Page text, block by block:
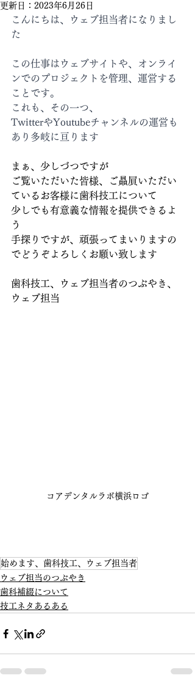
更新日： 2023年6月26日
こんにちは、ウェブ担当者になりまし
た
この仕事はウェブサイトや、オンライ
ンでのプロジェクトを管理、運営する
ことです。
これも、その一つ、
TwitterやYoutubeチャンネルの運営も
あり多岐に亘ります
まぁ、少しづつですが
ご覧いただいた皆様、ご贔屓いただい
ているお客様に歯科技工について
少しでも有意義な情報を提供できるよ
う
手探りですが、頑張ってまいりますの
でどうぞよろしくお願い致します
歯科技工、ウェブ担当者のつぶやき、
ウェブ担当
コアデンタルラボ横浜ロゴ
始めます、歯科技工、ウェブ担当者
ウェブ担当のつぶやき
歯科補綴について
技工ネタあるある